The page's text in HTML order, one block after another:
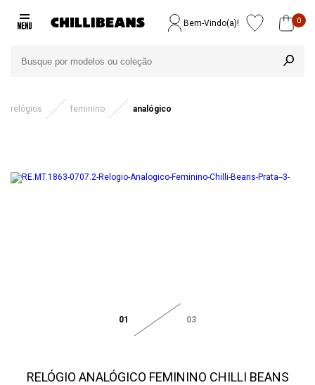
Bem-Vindo(a)! 0
relógios feminino analógico
01 03
RELÓGIO ANALÓGICO FEMININO CHILLI BEANS